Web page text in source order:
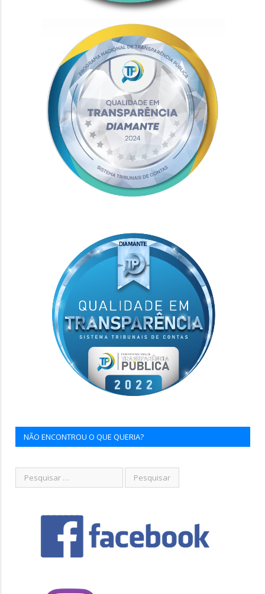
NÃO ENCONTROU O QUE QUERIA?